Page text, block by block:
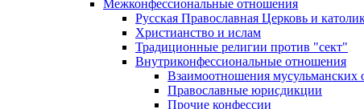
Межконфессиональные отношения
Русская Православная Церковь и
Христианство и ислам
Традиционные религии против "сект"
Внутриконфессиональные отношения
Взаимоотношения мусульманских
Православные юрисдикции
Прочие конфессии